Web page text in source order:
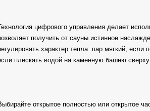
цифрового управления делает
получить от сауны истинное
характер тепла: пар мягкий,
плескать водой на каменную башню сверху.
открытое полностью или открытое